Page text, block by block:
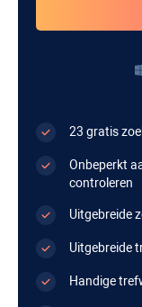
23 gratis
Onbeperkt
controleren
Uitgebreide
Uitgebreide
Handige